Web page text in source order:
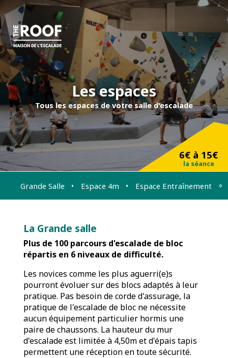
6€ à 15€
la séance
Les espaces
Tous les espaces de votre salle d'escalade
Grande Salle Espace 4m Espace Entraînement
La Grande salle
Plus de 100 parcours d'escalade de bloc
répartis en 6 niveaux de difficulté.
Les novices comme les plus aguerri(e)s
pourront évoluer sur des blocs adaptés à leur
pratique. Pas besoin de corde d'assurage, la
pratique de l'escalade de bloc ne nécessite
aucun équipement particulier hormis une
paire de chaussons. La hauteur du mur
d'escalade est limitée à 4,50m et d'épais tapis
permettent une réception en toute sécurité.